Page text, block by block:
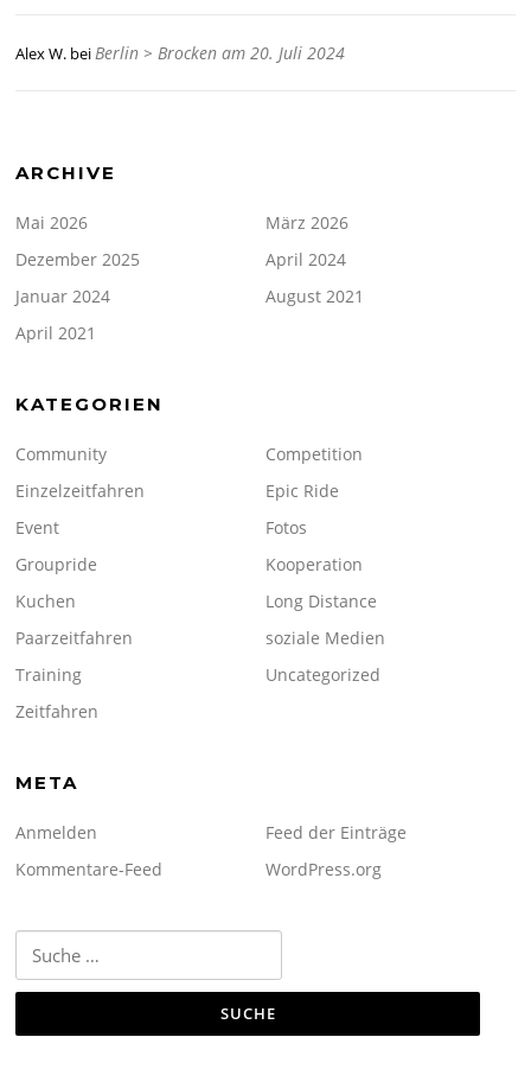
Alex W. beiBerlin > Brocken am 20. Juli 2024
ARCHIVE
Mai 2026
März 2026
Dezember 2025
April 2024
Januar 2024
August 2021
April 2021
KATEGORIEN
Community
Competition
Einzelzeitfahren
Epic Ride
Event
Fotos
Groupride
Kooperation
Kuchen
Long Distance
Paarzeitfahren
soziale Medien
Training
Uncategorized
Zeitfahren
META
Anmelden
Feed der Einträge
Kommentare-Feed
WordPress.org
nach: